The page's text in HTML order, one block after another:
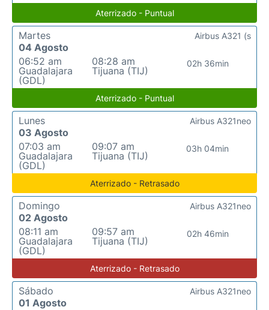
Aterrizado - Puntual
Martes
04 Agosto
06:52 am
Guadalajara
(GDL)
08:28 am
Tijuana (TIJ)
02h 36min
Airbus A321 (s
Aterrizado - Puntual
Lunes
03 Agosto
07:03 am
Guadalajara
(GDL)
09:07 am
Tijuana (TIJ)
03h 04min
Airbus A321neo
Aterrizado - Retrasado
Domingo
02 Agosto
08:11 am
Guadalajara
(GDL)
09:57 am
Tijuana (TIJ)
02h 46min
Airbus A321neo
Aterrizado - Retrasado
Sábado
01 Agosto
Airbus A321neo